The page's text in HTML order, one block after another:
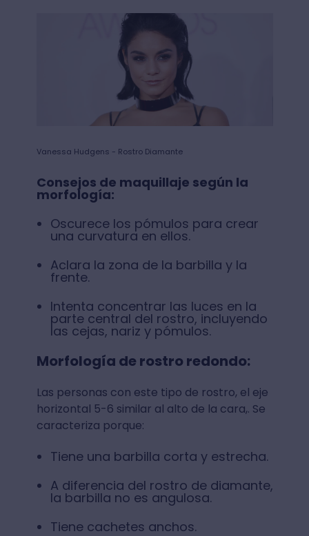
Vanessa Hudgens - Rostro Diamante
Consejos de maquillaje según la
morfología:
Oscurece los pómulos para crear
una curvatura en ellos.
Aclara la zona de la barbilla y la
frente.
Intenta concentrar las luces en la
parte central del rostro, incluyendo
las cejas, nariz y pómulos.
Morfología de rostro redondo:
Las personas con este tipo de rostro, el eje
horizontal 5-6 similar al alto de la cara,. Se
caracteriza porque:
Tiene una barbilla corta y estrecha.
A diferencia del rostro de diamante,
la barbilla no es angulosa.
Tiene cachetes anchos.